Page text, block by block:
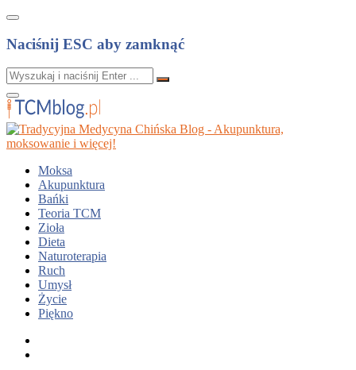
Naciśnij ESC aby zamknąć
Moksa
Akupunktura
Bańki
Teoria TCM
Zioła
Dieta
Naturoterapia
Ruch
Umysł
Życie
Piękno